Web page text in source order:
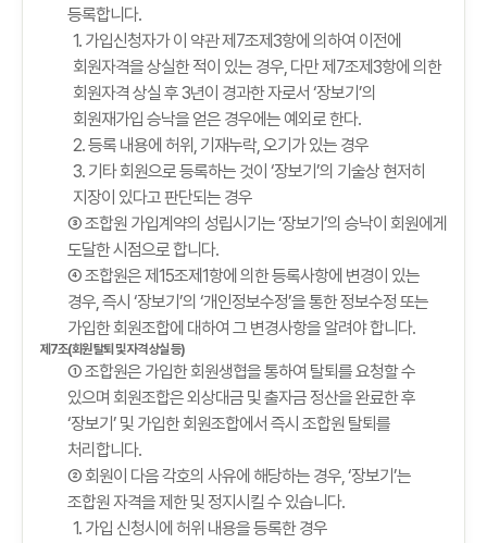
등록합니다.
1. 가입신청자가 이 약관 제7조제3항에 의하여 이전에
회원자격을 상실한 적이 있는 경우, 다만 제7조제3항에 의한
회원자격 상실 후 3년이 경과한 자로서 ‘장보기’의
회원재가입 승낙을 얻은 경우에는 예외로 한다.
2. 등록 내용에 허위, 기재누락, 오기가 있는 경우
3. 기타 회원으로 등록하는 것이 ‘장보기’의 기술상 현저히
지장이 있다고 판단되는 경우
③ 조합원 가입계약의 성립시기는 ‘장보기’의 승낙이 회원에게
도달한 시점으로 합니다.
④ 조합원은 제15조제1항에 의한 등록사항에 변경이 있는
경우, 즉시 ‘장보기’의 ‘개인정보수정’을 통한 정보수정 또는
가입한 회원조합에 대하여 그 변경사항을 알려야 합니다.
제7조(회원 탈퇴 및 자격 상실 등)
① 조합원은 가입한 회원생협을 통하여 탈퇴를 요청할 수
있으며 회원조합은 외상대금 및 출자금 정산을 완료한 후
‘장보기’ 및 가입한 회원조합에서 즉시 조합원 탈퇴를
처리합니다.
② 회원이 다음 각호의 사유에 해당하는 경우, ‘장보기’는
조합원 자격을 제한 및 정지시킬 수 있습니다.
1. 가입 신청시에 허위 내용을 등록한 경우